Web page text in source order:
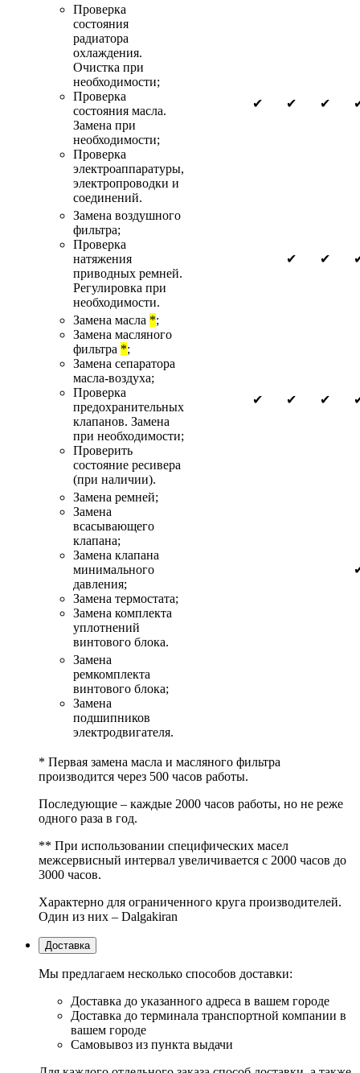
Проверка
состояния
радиатора
охлаждения.
Очистка при
необходимости;
Проверка
состояния масла.
Замена при
необходимости;
Проверка
электроаппаратуры,
электропроводки и
соединений.
✔ ✔ ✔
Замена воздушного
фильтра;
Проверка
натяжения
приводных ремней.
Регулировка при
необходимости.
✔ ✔
Замена масла *;
Замена масляного
фильтра *;
Замена сепаратора
масла-воздуха;
Проверка
предохранительных
клапанов. Замена
при необходимости;
Проверить
состояние ресивера
(при наличии).
✔ ✔ ✔
Замена ремней;
Замена
всасывающего
клапана;
Замена клапана
минимального
давления;
Замена термостата;
Замена комплекта
уплотнений
винтового блока.
Замена
ремкомплекта
винтового блока;
Замена
подшипников
электродвигателя.
* Первая замена масла и масляного фильтра
производится через 500 часов работы.
Последующие – каждые 2000 часов работы, но не реже
одного раза в год.
** При использовании специфических масел
межсервисный интервал увеличивается с 2000 часов до
3000 часов.
Характерно для ограниченного круга производителей.
Один из них – Dalgakiran
Доставка
Мы предлагаем несколько способов доставки:
Доставка до указанного адреса в вашем городе
Доставка до терминала транспортной компании в
вашем городе
Самовывоз из пункта выдачи